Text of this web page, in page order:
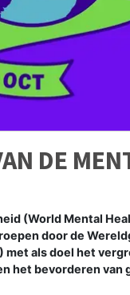
DE
(World Mental
door de
met als doel het
het bevorderen van